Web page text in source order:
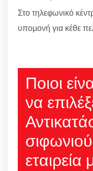
Στο τηλεφωνικό
υπομονή για κέθε
Ποιοι
να
εταιρεία